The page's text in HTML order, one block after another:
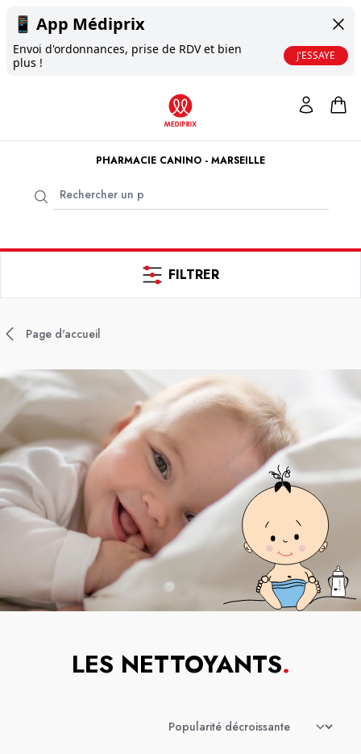
📱 App Médiprix
Envoi d'ordonnances, prise de RDV et bien
plus !
J'ESSAYE
PHARMACIE CANINO - MARSEILLE
FILTRER
Page d'accueil
LES NETTOYANTS.